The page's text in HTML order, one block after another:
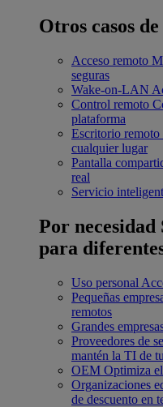
Otros casos de
Acceso remoto
seguras
Wake-on-LAN
Control remoto
plataforma
Escritorio remoto
cualquier lugar
Pantalla
real
Servicio
Por necesidad
para
Uso personal
Pequeñas
remotos
Grandes
Proveedores de
mantén la TI de
OEM Optimiza
Organizaciones
de descuento en